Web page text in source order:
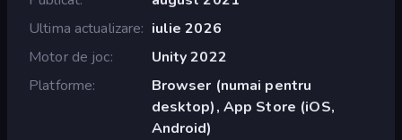
Ultima actualizare
iulie 2026
Motor de joc
Unity 2022
Platforme
Browser (numai pentru
desktop), App Store (iOS,
Android)